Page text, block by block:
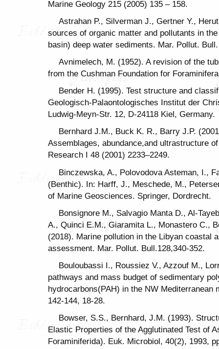
Marine Geology 215 (2005) 135 – 158.
Astrahan P., Silverman J., Gertner Y.,
sources of organic matter and pollutants in
basin) deep water sediments. Mar. Pollut.
Avnimelech, M. (1952). A revision of the
from the Cushman Foundation for
Bender H. (1995). Test structure and
Geologisch-Palaontologisches Institut der
Ludwig-Meyn-Str. 12, D-24118 Kiel, Germany.
Bernhard J.M., Buck K. R., Barry J.P.
Assemblages, abundance,and ultrastructure
Research I 48 (2001) 2233–2249.
Binczewska, A., Polovodova Asteman, I.,
(Benthic). In: Harff, J., Meschede, M.,
of Marine Geosciences. Springer, Dordrecht.
Bonsignore M., Salvagio Manta D., Al-
A., Quinci E.M., Giaramita L., Monastero C.,
(2018). Marine pollution in the Libyan coastal
assessment. Mar. Pollut. Bull.128,340-352.
Bouloubassi I., Roussiez V., Azzouf M.,
pathways and mass budget of sedimentary
hydrocarbons(PAH) in the NW Mediterranean
142-144, 18-28.
Bowser, S.S., Bernhard, J.M. (1993).
Elastic Properties of the Agglutinated Test of
Foraminiferida). Euk. Microbiol, 40(2), 1993,